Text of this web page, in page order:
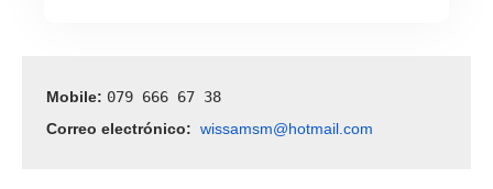
Mobile: 079 666 67 38
Correo electrónico: wissamsm@hotmail.com